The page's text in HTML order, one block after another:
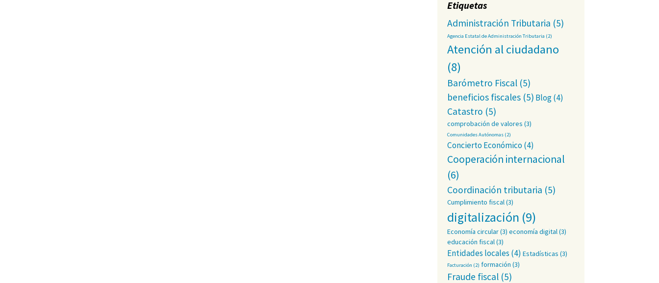
Etiquetas
Administración Tributaria (5)
Agencia Estatal de Administración Tributaria (2)
Atención al ciudadano
(8)
Barómetro Fiscal (5)
beneficios fiscales (5) Blog(4)
Catastro (5)
comprobación de valores (3)
Comunidades Autónomas (2)
Concierto Económico(4)
Cooperación internacional
(6)
Coordinación tributaria (5)
Cumplimiento fiscal(3)
digitalización (9)
Economía circular(3) economía digital(3)
educación fiscal(3)
Entidades locales (4) Estadísticas (3)
Facturación (2) formación (3)
Fraude fiscal (5)